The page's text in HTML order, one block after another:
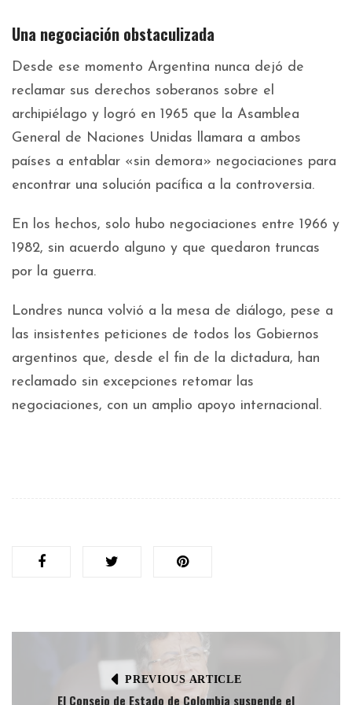
Una negociación obstaculizada
Desde ese momento Argentina nunca dejó de
reclamar sus derechos soberanos sobre el
archipiélago y logró en 1965 que la Asamblea
General de Naciones Unidas llamara a ambos
países a entablar «sin demora» negociaciones para
encontrar una solución pacífica a la controversia.
En los hechos, solo hubo negociaciones entre 1966 y
1982, sin acuerdo alguno y que quedaron truncas
por la guerra.
Londres nunca volvió a la mesa de diálogo, pese a
las insistentes peticiones de todos los Gobiernos
argentinos que, desde el fin de la dictadura, han
reclamado sin excepciones retomar las
negociaciones, con un amplio apoyo internacional.
PREVIOUS ARTICLE
El Consejo de Estado de Colombia suspende el